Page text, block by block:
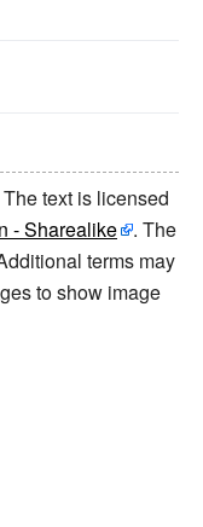
The text is licensed
- Sharealike
. The
terms may
to show image